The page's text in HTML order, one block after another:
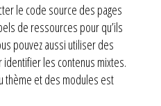
le code source des pages
de ressources pour qu’ils
pouvez aussi utiliser des
les contenus mixtes.
thème et des modules est